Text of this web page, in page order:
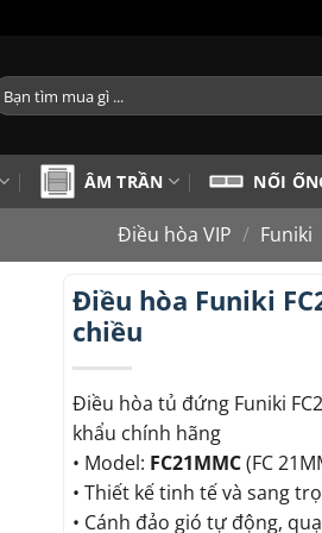
ÂM TRẦN NỐI
Điều hòa VIP / Funiki
Điều hòa Funiki
chiều
Điều hòa tủ đứng Funiki
khẩu chính hãng
• Model: FC21MMC(FC
• Thiết kế tinh tế và sang
• Cánh đảo gió tự động,